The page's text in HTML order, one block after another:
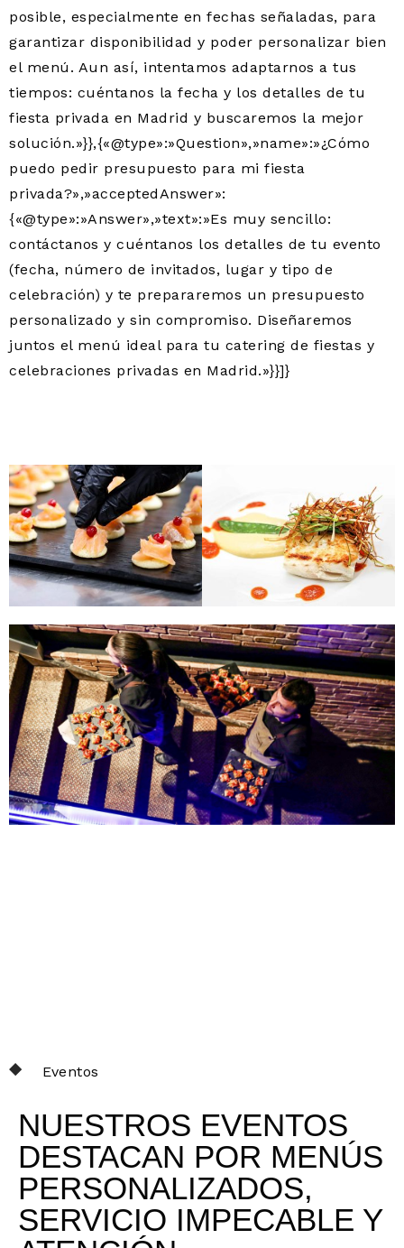
posible, especialmente en fechas señaladas, para
garantizar disponibilidad y poder personalizar bien
el menú. Aun así, intentamos adaptarnos a tus
tiempos: cuéntanos la fecha y los detalles de tu
fiesta privada en Madrid y buscaremos la mejor
solución.»}},{«@type»:»Question»,»name»:»¿Cómo
puedo pedir presupuesto para mi fiesta
privada?»,»acceptedAnswer»:
{«@type»:»Answer»,»text»:»Es muy sencillo:
contáctanos y cuéntanos los detalles de tu evento
(fecha, número de invitados, lugar y tipo de
celebración) y te prepararemos un presupuesto
personalizado y sin compromiso. Diseñaremos
juntos el menú ideal para tu catering de fiestas y
celebraciones privadas en Madrid.»}}]}
Eventos
NUESTROS EVENTOS
DESTACAN POR MENÚS
PERSONALIZADOS,
SERVICIO IMPECABLE Y